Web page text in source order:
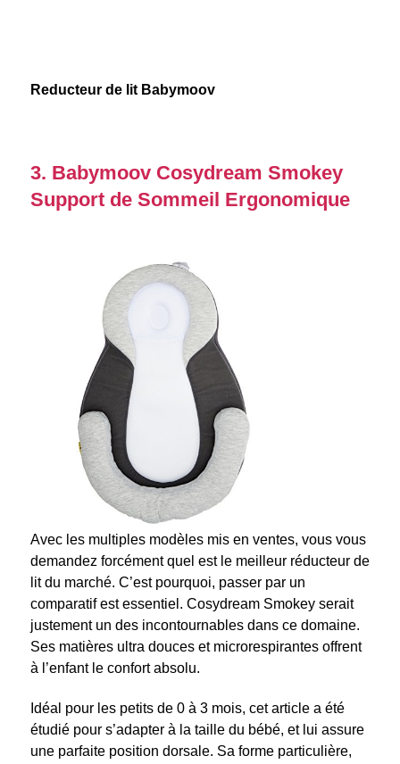
Reducteur de lit Babymoov
3. Babymoov Cosydream Smokey
Support de Sommeil Ergonomique
Avec les multiples modèles mis en ventes, vous vous
demandez forcément quel est le meilleur réducteur de
lit du marché. C’est pourquoi, passer par un
comparatif est essentiel. Cosydream Smokey serait
justement un des incontournables dans ce domaine.
Ses matières ultra douces et microrespirantes offrent
à l’enfant le confort absolu.
Idéal pour les petits de 0 à 3 mois, cet article a été
étudié pour s’adapter à la taille du bébé, et lui assure
une parfaite position dorsale. Sa forme particulière,